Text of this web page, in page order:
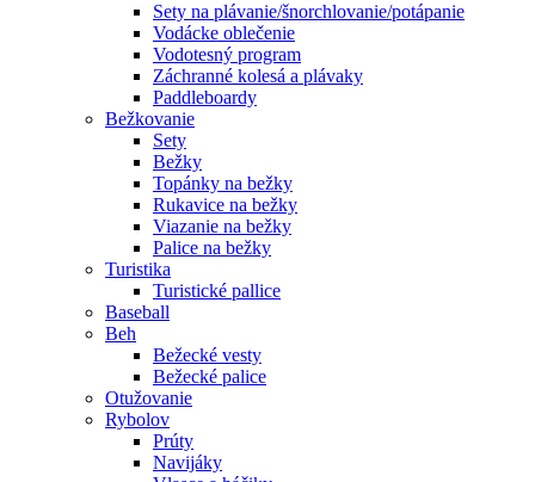
Sety na plávanie/šnorchlovanie/potápanie
Vodácke oblečenie
Vodotesný program
Záchranné kolesá a plávaky
Paddleboardy
Bežkovanie
Sety
Bežky
Topánky na bežky
Rukavice na bežky
Viazanie na bežky
Palice na bežky
Turistika
Turistické pallice
Baseball
Beh
Bežecké vesty
Bežecké palice
Otužovanie
Rybolov
Prúty
Navijáky